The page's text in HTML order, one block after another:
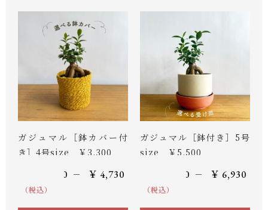
ガジュマル［鉢カバー付
き］4号size ￥3,300
3,300 – ￥ 4,730
（税込）
ガジュマル［鉢付き］5号
size ￥5,500
5,500 – ￥ 6,930
（税込）